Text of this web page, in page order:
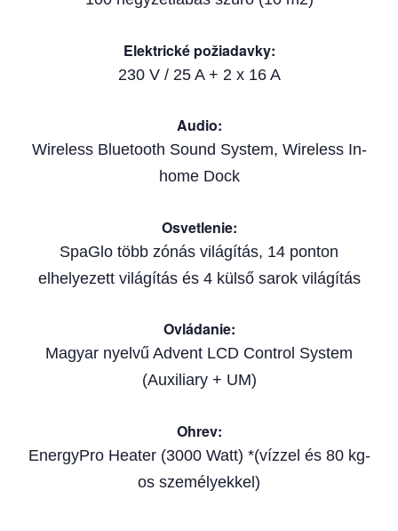
Elektrické požiadavky:
230 V / 25 A + 2 x 16 A
Audio:
Wireless Bluetooth Sound System, Wireless In-
home Dock
Osvetlenie:
SpaGlo több zónás világítás, 14 ponton
elhelyezett világítás és 4 külső sarok világítás
Ovládanie:
Magyar nyelvű Advent LCD Control System
(Auxiliary + UM)
Ohrev:
EnergyPro Heater (3000 Watt) *(vízzel és 80 kg-
os személyekkel)